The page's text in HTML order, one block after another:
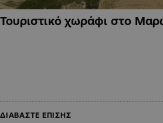
Τουριστικό χωράφι στο
ΔΙΑΒΑΣΤΕ ΕΠΙΣΗΣ